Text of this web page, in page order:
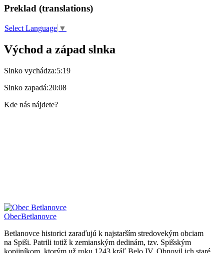
Preklad (translations)
Select Language ▼
Východ a západ slnka
Slnko vychádza:5:19
Slnko zapadá:20:08
Kde nás nájdete?
ObecBetlanovce
Betlanovce historici zaraďujú k najstarším stredovekým obciam
na Spiši. Patrili totiž k zemianským dedinám, tzv. Spišským